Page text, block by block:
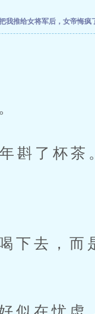
我推给女将军后，女帝悔疯
了杯茶
去，而